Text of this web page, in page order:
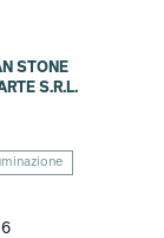
STONE
S.R.L.